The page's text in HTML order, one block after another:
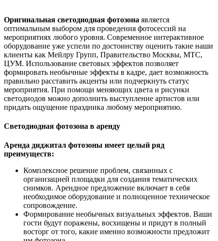
Оригинальная светодиодная фотозона является
оптимальным выбором для проведения фотосессий на
мероприятиях любого уровня. Современное интерактивное
оборудование уже успели по достоинству оценить такие наши
клиенты как Мейлру Групп, Правительство Москвы, МТС,
ЦУМ. Использование световых эффектов позволяет
формировать необычные эффекты в кадре, дает возможность
правильно расставить акценты или подчеркнуть статус
мероприятия. При помощи меняющих цвета и рисунки
светодиодов можно дополнить выступление артистов или
придать ощущение праздника любому мероприятию.
Светодиодная фотозона в аренду
Аренда диджитал фотозоны имеет целый ряд
преимуществ:
Комплексное решение проблем, связанных с
организацией площадки для создания тематических
снимков. Арендное предложение включает в себя
необходимое оборудование и полноценное техническое
сопровождение.
Формирование необычных визуальных эффектов. Ваши
гости будут поражены, восхищены и придут в полный
восторг от того, какие именно возможности предложит